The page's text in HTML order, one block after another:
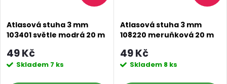
Atlasová stuha 3 mm
103401 světle modrá 20 m
49 Kč
Skladem 7 ks
Atlasová stuha 3 mm
108220 meruňková 20 m
49 Kč
Skladem 8 ks